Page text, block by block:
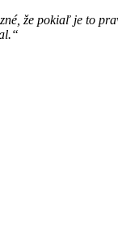
že pokiaľ je to